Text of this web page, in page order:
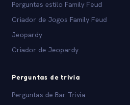
Perguntas estilo Family Feud
Criador de Jogos Family Feud
Jeopardy
Criador de Jeopardy
Perguntas de trivia
Perguntas de Bar Trivia